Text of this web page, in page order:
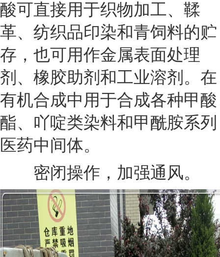
酸可直接用于织物加工、鞣
革、纺织品印染和青饲料的贮
存，也可用作金属表面处理
剂、橡胶助剂和工业溶剂。在
有机合成中用于合成各种甲酸
酯、吖啶类染料和甲酰胺系列
医药中间体。
密闭操作，加强通风。